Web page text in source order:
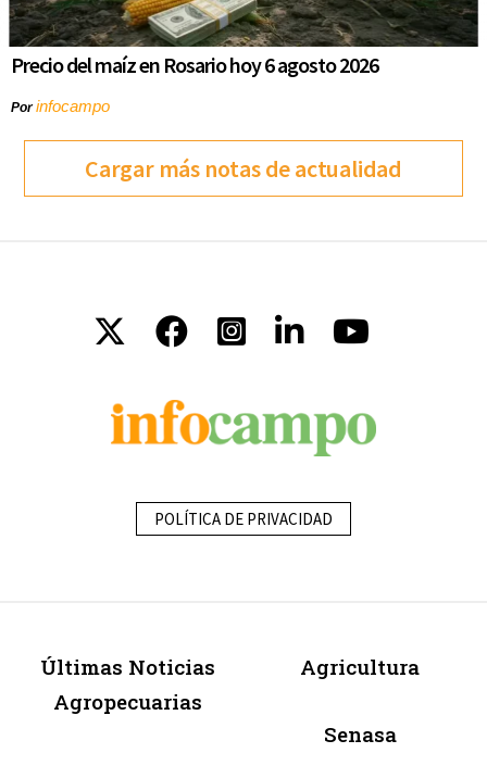
Precio del maíz en Rosario hoy 6 agosto 2026
Porinfocampo
Cargar más notas de actualidad
POLÍTICA DE PRIVACIDAD
Últimas Noticias
Agropecuarias
Agricultura
Senasa